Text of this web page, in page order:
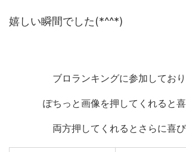
嬉しい瞬間でした(*^^*)
ブロランキングに参加しており
ぽちっと画像を押してくれると喜
両方押してくれるとさらに喜び